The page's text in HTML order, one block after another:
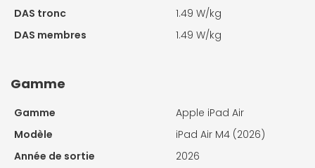
DAS tronc
1.49 W/kg
DAS membres
1.49 W/kg
Gamme
Gamme
Apple iPad Air
Modèle
iPad Air M4 (2026)
Année de sortie
2026